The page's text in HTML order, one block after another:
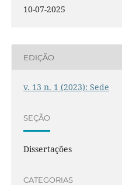
10-07-2025
EDIÇÃO
v. 13 n. 1 (2023): Sede
SEÇÃO
Dissertações
CATEGORIAS